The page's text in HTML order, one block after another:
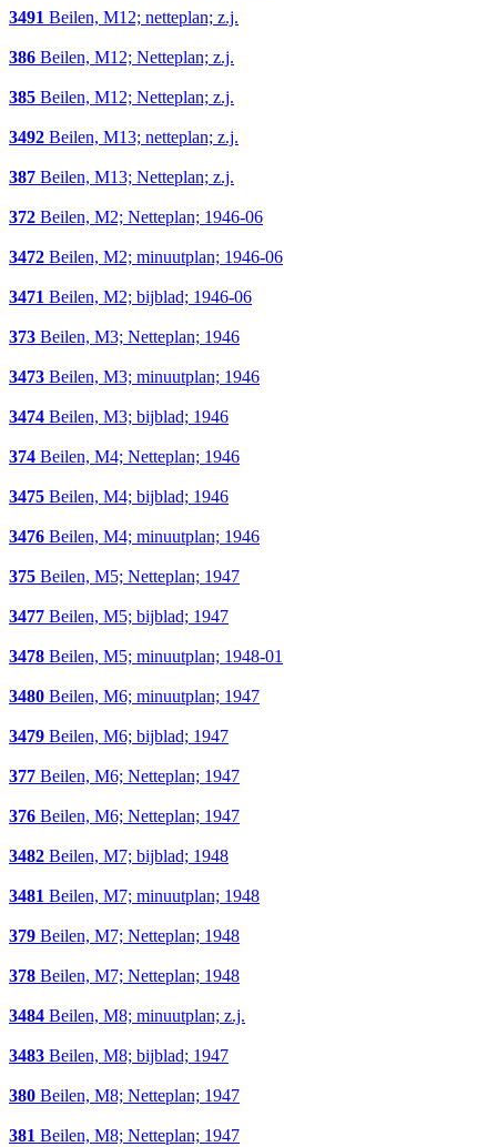
3491 Beilen, M12; netteplan; z.j.
386 Beilen, M12; Netteplan; z.j.
385 Beilen, M12; Netteplan; z.j.
3492 Beilen, M13; netteplan; z.j.
387 Beilen, M13; Netteplan; z.j.
372 Beilen, M2; Netteplan; 1946-06
3472 Beilen, M2; minuutplan; 1946-06
3471 Beilen, M2; bijblad; 1946-06
373 Beilen, M3; Netteplan; 1946
3473 Beilen, M3; minuutplan; 1946
3474 Beilen, M3; bijblad; 1946
374 Beilen, M4; Netteplan; 1946
3475 Beilen, M4; bijblad; 1946
3476 Beilen, M4; minuutplan; 1946
375 Beilen, M5; Netteplan; 1947
3477 Beilen, M5; bijblad; 1947
3478 Beilen, M5; minuutplan; 1948-01
3480 Beilen, M6; minuutplan; 1947
3479 Beilen, M6; bijblad; 1947
377 Beilen, M6; Netteplan; 1947
376 Beilen, M6; Netteplan; 1947
3482 Beilen, M7; bijblad; 1948
3481 Beilen, M7; minuutplan; 1948
379 Beilen, M7; Netteplan; 1948
378 Beilen, M7; Netteplan; 1948
3484 Beilen, M8; minuutplan; z.j.
3483 Beilen, M8; bijblad; 1947
380 Beilen, M8; Netteplan; 1947
381 Beilen, M8; Netteplan; 1947